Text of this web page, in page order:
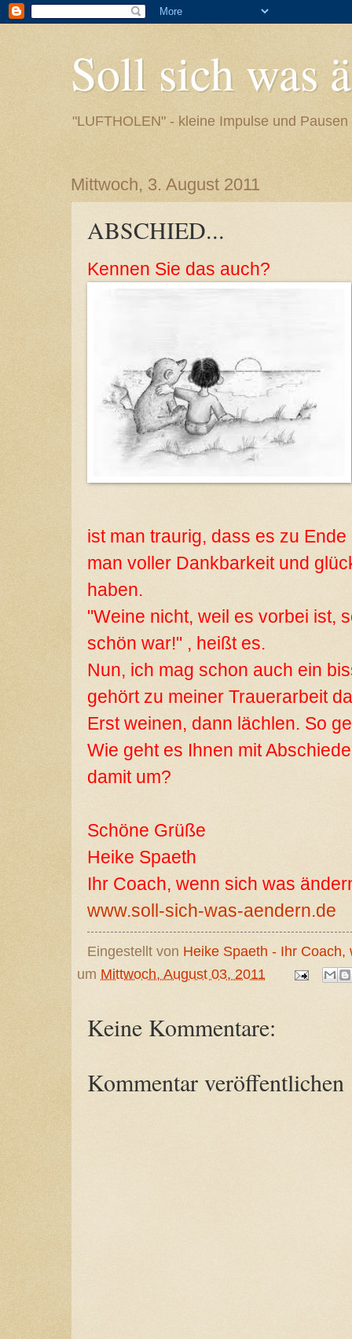
Soll sich was
"LUFTHOLEN" - kleine Impulse und Pausen
Mittwoch, 3. August 2011
ABSCHIED...
Kennen Sie das auch?
ist man traurig, dass es zu
man voller Dankbarkeit und
haben.
"Weine nicht, weil es vorbei ist,
schön war!" , heißt es.
Nun, ich mag schon auch ein
gehört zu meiner Trauerarbeit
Erst weinen, dann lächlen. So
Wie geht es Ihnen mit
damit um?
Schöne Grüße
Heike Spaeth
Ihr Coach, wenn sich was
www.soll-sich-was-aendern.de
Eingestellt von Heike Spaeth - Ihr
um Mittwoch, August 03, 2011
Keine Kommentare:
Kommentar veröffentlichen